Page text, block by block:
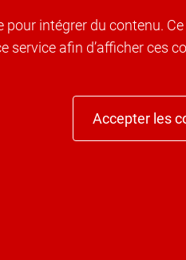
pour intégrer du contenu.
service afin d’afficher
Accepter les